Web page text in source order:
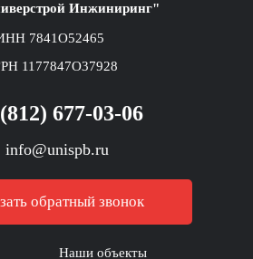
Наши объекты
Инжиниринг"
7841O52465
1177847O37928
677-03-06
info@unispb.ru
обратный звонок